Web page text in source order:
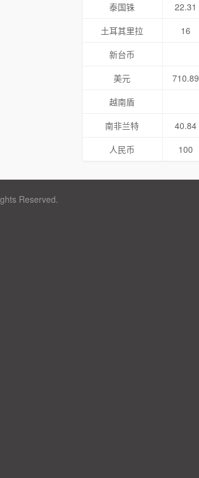
泰国铢
22.31
土耳其里拉
16
新台币
美元
710.89
越南盾
南非兰特
40.84
人民币
100
Reserved.